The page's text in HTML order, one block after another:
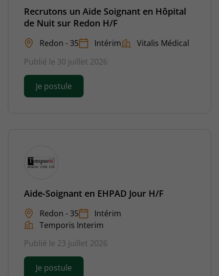
Recrutons un Aide Soignant en Hôpital
de Nuit sur Redon H/F
Redon - 35 Intérim
Vitalis Médical
Publié le 30 juillet 2026
Je postule
Aide-Soignant en EHPAD Jour H/F
Redon - 35
Intérim
Temporis Interim
Publié le 23 juillet 2026
Je postule